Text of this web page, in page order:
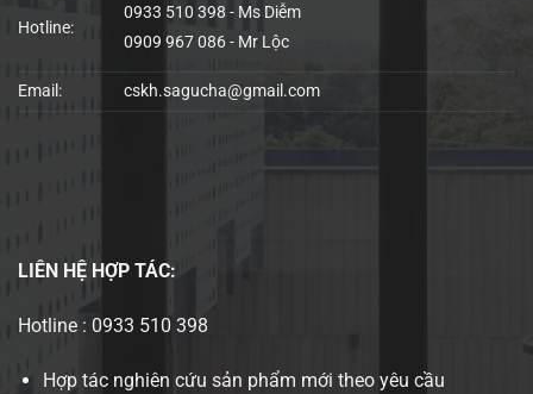
Hotline:
0933 510 398 - Ms Diễm
0909 967 086 - Mr Lộc
Email: cskh.sagucha@gmail.com
LIÊN HỆ HỢP TÁC:
Hotline : 0933 510 398
Hợp tác nghiên cứu sản phẩm mới theo yêu cầu